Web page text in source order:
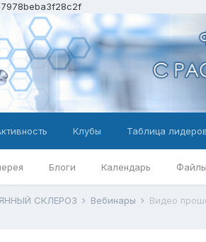
Блоги Календарь Файлы
Клубы Таблица
СКЛЕРОЗ Вебинары Видео